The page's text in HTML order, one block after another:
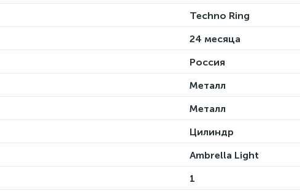
Techno Ring
24 месяца
Россия
Металл
Металл
Цилиндр
Ambrella Light
1